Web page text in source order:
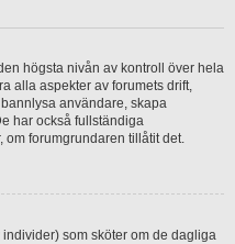
högsta nivån av kontroll över hela
alla aspekter av forumets drift,
användare, skapa
har också fullständiga
forumgrundaren tillåtit det.
som sköter om de dagliga